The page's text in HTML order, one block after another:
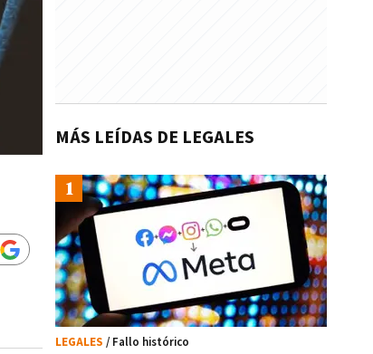
MÁS LEÍDAS DE LEGALES
LEGALES / Fallo histórico